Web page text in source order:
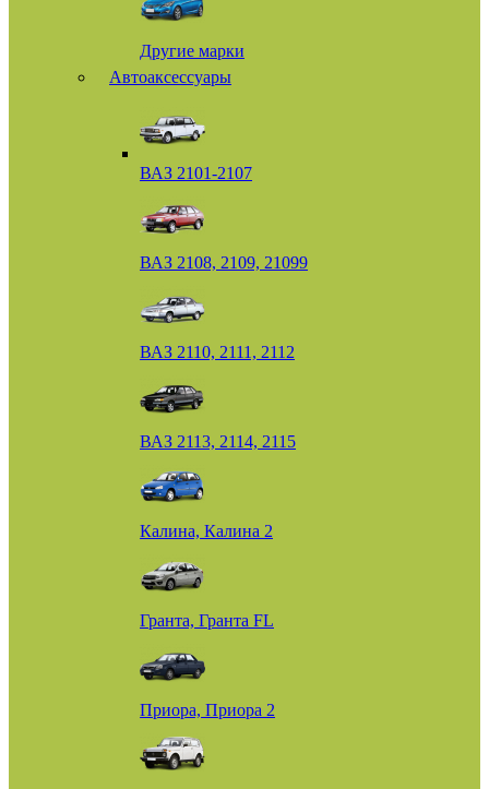
Другие марки
Автоаксессуары
ВАЗ 2101-2107
ВАЗ 2108, 2109, 21099
ВАЗ 2110, 2111, 2112
ВАЗ 2113, 2114, 2115
Калина, Калина 2
Гранта, Гранта FL
Приора, Приора 2